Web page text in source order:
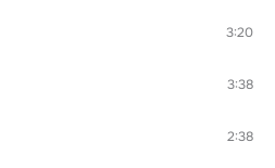
3:20
3:38
2:38